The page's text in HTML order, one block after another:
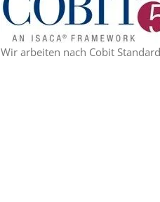
Wir arbeiten nach Cobit